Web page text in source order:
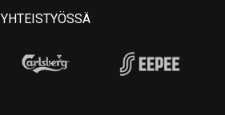
YHTEISTYÖSSÄ